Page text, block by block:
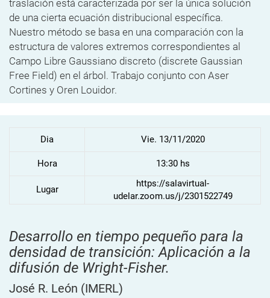
traslación está caracterizada por ser la única solución
de una cierta ecuación distribucional específica.
Nuestro método se basa en una comparación con la
estructura de valores extremos correspondientes al
Campo Libre Gaussiano discreto (discrete Gaussian
Free Field) en el árbol. Trabajo conjunto con Aser
Cortines y Oren Louidor.
Dia Vie. 13/11/2020
Hora 13:30 hs
Lugar
https://salavirtual-
udelar.zoom.us/j/2301522749
Desarrollo en tiempo pequeño para la
densidad de transición: Aplicación a la
difusión de Wright-Fisher.
José R. León (IMERL)